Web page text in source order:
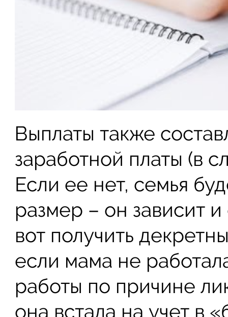
Выплаты также
заработной платы (в
Если ее нет, семья
размер – он зависит
вот получить
если мама не
работы по причине
она встала на учет в